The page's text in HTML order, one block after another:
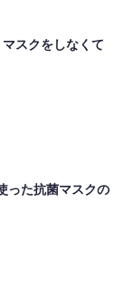
スクをしなくて
った抗菌マスクの